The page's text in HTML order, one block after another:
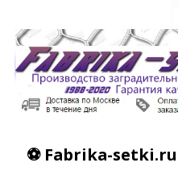
⚽ Fabrika-